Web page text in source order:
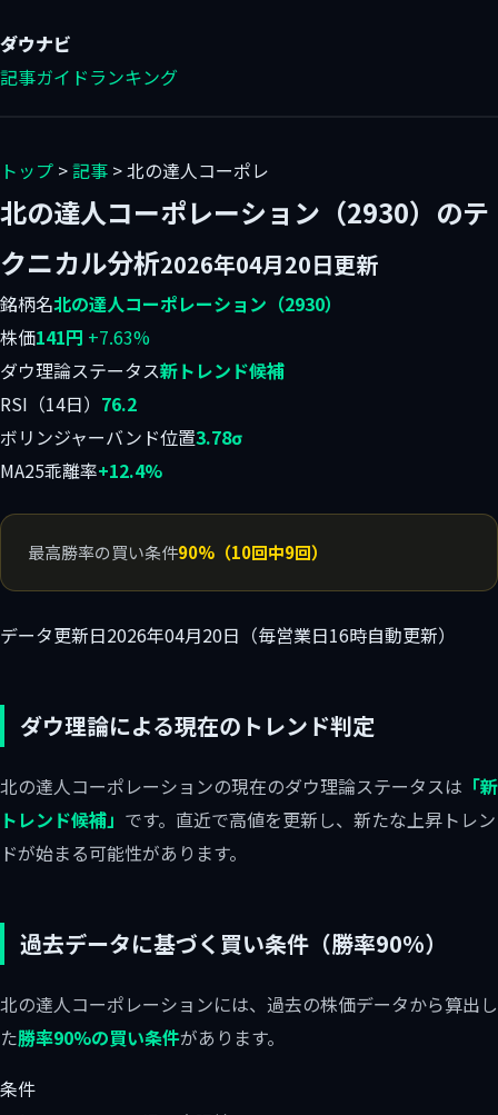
ダウナビ
記事ガイドランキング
トップ >記事 > 北の達人コーポレ
北の達人コーポレーション（2930）のテ
クニカル分析2026年04月20日更新
銘柄名北の達人コーポレーション（2930）
株価141円 +7.63%
ダウ理論ステータス新トレンド候補
RSI（14日） 76.2
ボリンジャーバンド位置3.78σ
MA25乖離率+12.4%
最高勝率の買い条件90%（10回中9回）
データ更新日2026年04月20日（毎営業日16時自動更新）
ダウ理論による現在のトレンド判定
北の達人コーポレーションの現在のダウ理論ステータスは 「新
トレンド候補」 です。直近で高値を更新し、新たな上昇トレン
ドが始まる可能性があります。
過去データに基づく買い条件（勝率90%）
北の達人コーポレーションには、過去の株価データから算出し
た勝率90%の買い条件があります。
条件